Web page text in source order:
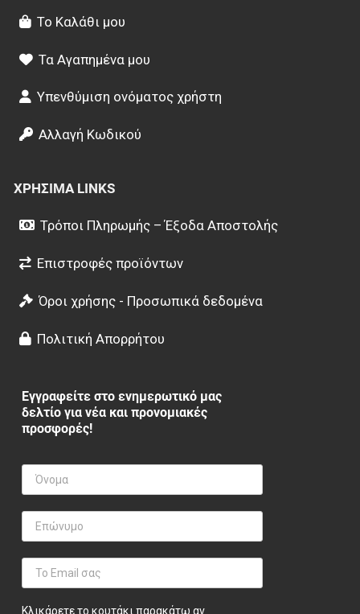
Το Καλάθι μου
Τα Αγαπημένα μου
Υπενθύμιση ονόματος χρήστη
Αλλαγή Κωδικού
ΧΡΉΣΙΜΑ LINKS
Τρόποι Πληρωμής – Έξοδα Αποστολής
Επιστροφές προϊόντων
Όροι χρήσης - Προσωπικά δεδομένα
Πολιτική Απορρήτου
Εγγραφείτε στο ενημερωτικό μας
δελτίο για νέα και προνομιακές
προσφορές!
Κλικάρετε το κουτάκι παρακάτω αν